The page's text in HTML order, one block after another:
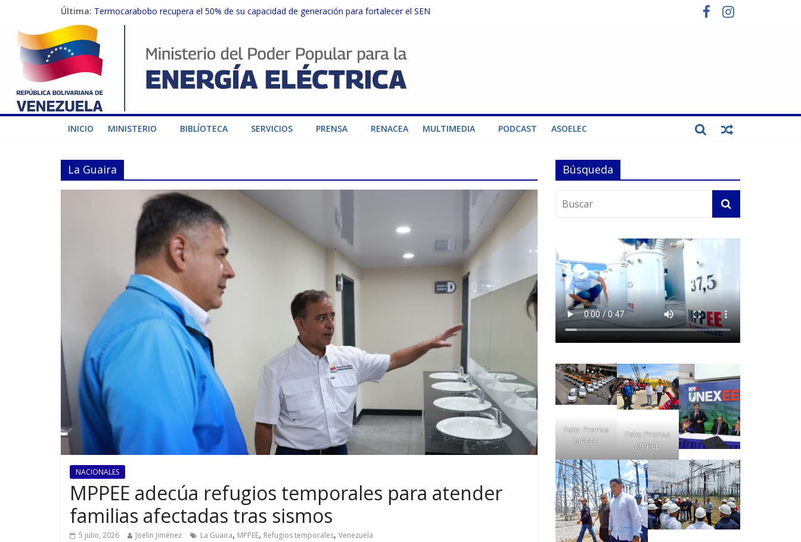
Última: Termocarabobo recupera el 50% de su capacidad de generación para fortalecer el SEN
MPPEE avanza en la recuperación de infraestructuras eléctricas afectadas por los sismos
Gobierno Nacional coordina acciones con el sector privado para fortalecer el SEN ante el «Súper Niño»
Inspeccionan trabajos de rehabilitación en instalaciones del SEN en Carabobo
Gobierno Nacional activa plan preventivo para fortalecer el SEN ante el fenómeno de El Niño
INICIO MINISTERIO BIBLÍOTECA SERVICIOS PRENSA RENACEA MULTIMEDIA PODCAST ASOELEC
La Guaira
NACIONALES
MPPEE adecúa refugios temporales para atender
familias afectadas tras sismos
5 julio, 2026 Joelin Jiménez La Guaira, MPPEE, Refugios temporales, Venezuela
Búsqueda
Foto: Prensa
MPPEE
Foto: Prensa
MPPEE